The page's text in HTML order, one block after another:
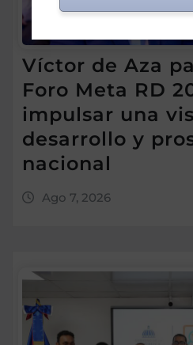
Víctor de Aza
Foro Meta RD
impulsar una
desarrollo y
nacional
Ago 7, 2026